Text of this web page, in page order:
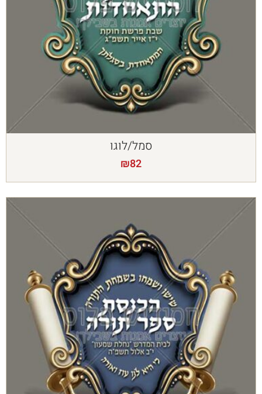
סמל/לוגו
₪82